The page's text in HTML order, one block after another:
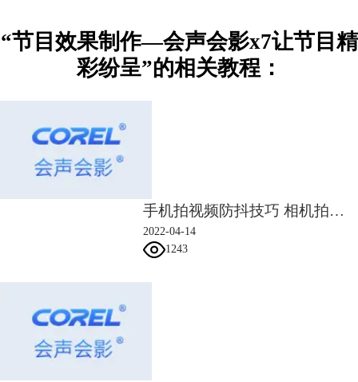
图片2
“节目效果制作—会声会影x7让节目精
彩纷呈”的相关教程：
手机拍视频防抖技巧 相机拍视频怎么防抖
2022-04-14
1243